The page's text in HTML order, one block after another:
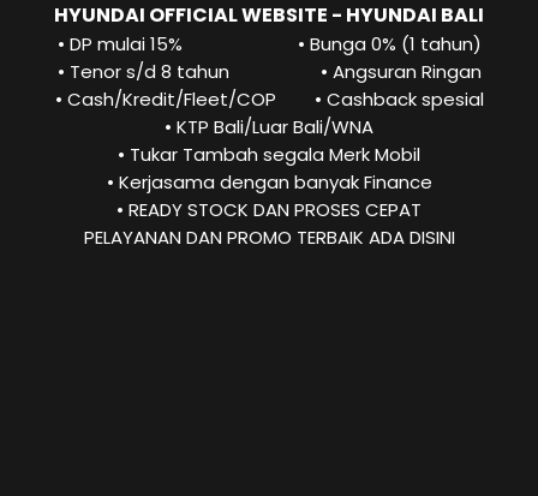
HYUNDAI OFFICIAL WEBSITE - HYUNDAI BALI
• DP mulai 15% • Bunga 0% (1 tahun)
• Tenor s/d 8 tahun • Angsuran Ringan
• Cash/Kredit/Fleet/COP • Cashback spesial
• KTP Bali/Luar Bali/WNA
• Tukar Tambah segala Merk Mobil
• Kerjasama dengan banyak Finance
• READY STOCK DAN PROSES CEPAT
PELAYANAN DAN PROMO TERBAIK ADA DISINI